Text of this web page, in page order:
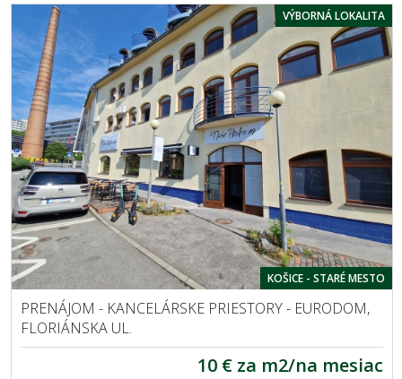
VÝBORNÁ LOKALITA
KOŠICE - STARÉ MESTO
PRENÁJOM - KANCELÁRSKE PRIESTORY - EURODOM,
FLORIÁNSKA UL.
10 € za m2/na mesiac